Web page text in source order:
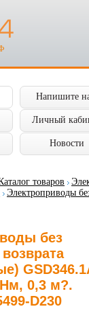
Напишите
Личный
Новости
товаров
Электроприводы
без
0,3 м?.
D230